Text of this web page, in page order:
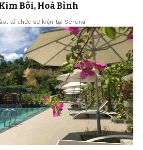
Bôi, Hoà Bình
tổ chức sự kiện tại Serena…